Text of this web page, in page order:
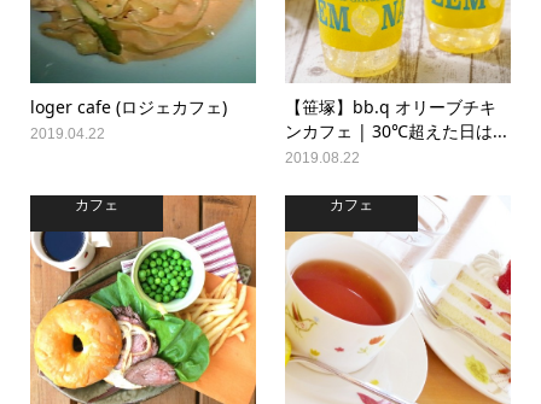
loger cafe (ロジェカフェ)
2019.04.22
【笹塚】bb.q オリーブチキ
ンカフェ | 30℃超えた日は...
2019.08.22
カフェ カフェ